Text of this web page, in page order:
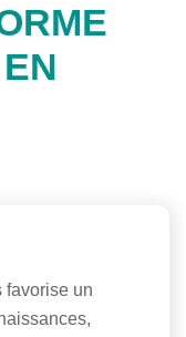
favorise un